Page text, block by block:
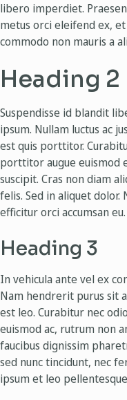
libero imperdiet.
metus orci eleifend ex,
commodo non mauris a
Heading 2
Suspendisse id blandit
ipsum. Nullam luctus ac
est quis porttitor.
porttitor augue euismod
suscipit. Cras non diam
felis. Sed in aliquet dolor.
efficitur orci accumsan
Heading 3
In vehicula ante vel ex
Nam hendrerit purus sit
est leo. Curabitur nec
euismod ac, rutrum non
faucibus dignissim
sed nunc tincidunt, nec
ipsum et leo